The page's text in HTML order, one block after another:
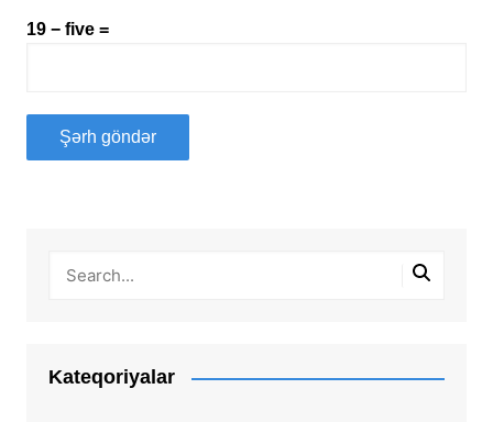
19 − five =
Kateqoriyalar